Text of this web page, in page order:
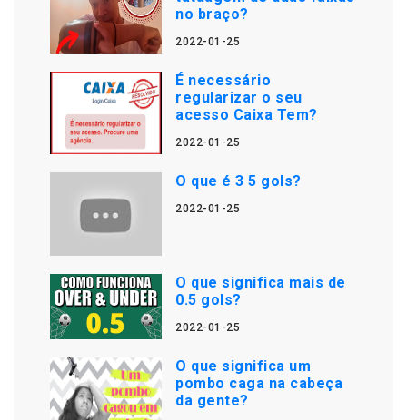
no braço?
2022-01-25
É necessário
regularizar o seu
acesso Caixa Tem?
2022-01-25
O que é 3 5 gols?
2022-01-25
O que significa mais de
0.5 gols?
2022-01-25
O que significa um
pombo caga na cabeça
da gente?